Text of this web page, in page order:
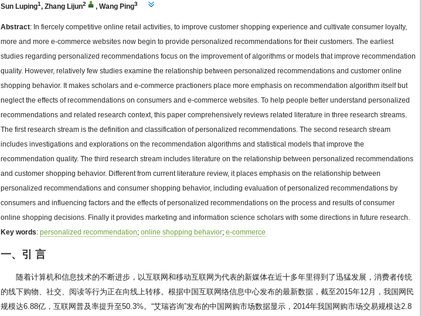
Sun Luping1 ,Zhang Lijun2 ,Wang Ping3
Abstract: In fiercely competitive online retail activities, to improve customer shopping experience and cultivate consumer loyalty,
more and more e-commerce websites now begin to provide personalized recommendations for their customers. The earliest
studies regarding personalized recommendations focus on the improvement of algorithms or models that improve recommendation
quality. However, relatively few studies examine the relationship between personalized recommendations and customer online
shopping behavior. It makes scholars and e-commerce practioners place more emphasis on recommendation algorithm itself but
neglect the effects of recommendations on consumers and e-commerce websites. To help people better understand personalized
recommendations and related research context, this paper comprehensively reviews related literature in three research streams.
The first research stream is the definition and classification of personalized recommendations. The second research stream
includes investigations and explorations on the recommendation algorithms and statistical models that improve the
recommendation quality. The third research stream includes literature on the relationship between personalized recommendations
and customer shopping behavior. Different from current literature review, it places emphasis on the relationship between
personalized recommendations and consumer shopping behavior, including evaluation of personalized recommendations by
consumers and influencing factors and the effects of personalized recommendations on the process and results of consumer
online shopping decisions. Finally it provides marketing and information science scholars with some directions in future research.
Key words:personalized recommendation;online shopping behavior;e-commerce
一、引 言
随着计算机和信息技术的不断进步，以互联网和移动互联网为代表的新媒体在近十多年里得到了迅猛发展，消费者传统
的线下购物、社交、阅读等行为正在向线上转移。根据中国互联网络信息中心发布的最新数据，截至2015年12月，我国网民
规模达6.88亿，互联网普及率提升至50.3%。“艾瑞咨询”发布的中国网购市场数据显示，2014年我国网购市场交易规模达2.8